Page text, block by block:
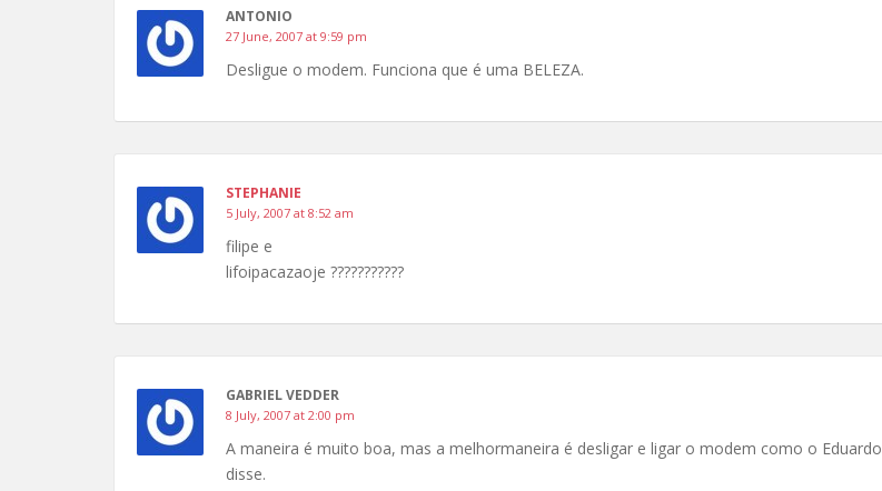
ANTONIO
27 June, 2007 at 9:59 pm
Desligue o modem. Funciona que é uma BELEZA.
STEPHANIE
5 July, 2007 at 8:52 am
filipe e
lifoipacazaoje ???????????
GABRIEL VEDDER
8 July, 2007 at 2:00 pm
A maneira é muito boa, mas a melhormaneira é desligar e ligar o modem como o Eduardo
disse.